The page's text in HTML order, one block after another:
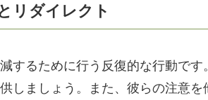
リダイレクト
するために行う反復的な行動で
しましょう。また、彼らの注意